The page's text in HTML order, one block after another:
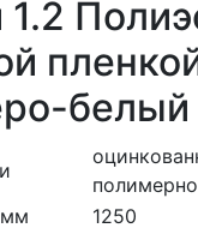
1.2
белый
1250